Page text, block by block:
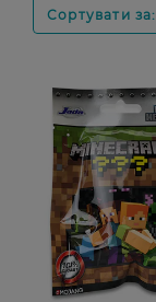
Сортувати за: